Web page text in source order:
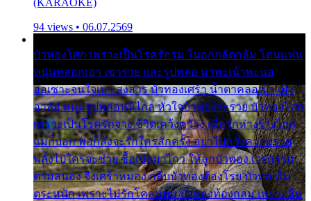
94 views • 06.07.2569
บัวทองโศก เพราะเป็นโรครักรุม ในอกกลัดกลุ้ม โดนแฟน
หนุ่มหลอกเอา เขารวย และรูปหล่อ มาพะเน้าพะนอ
ออเซาะจนใจเบา สงสาร บัวทองเศร้า น้ำตาคลอเบ้า เฝ้า
อาลัย หนุ่มรูปหล่อหนีไกล หัวใจบัวทองระรวย บัวทองโศก
เพราะเป็นโรครักจาง ชีวิตเคว้งคว้าง เมื่อรักห่างร้างไกล
แม่ก็บอก พ่อก็สั่งจะรักใครสักครั้ง อย่าไปหวังความรวย
พลั้งไปใครจะช่วย ซื้อเปลมาไกว ให้ลูกบัวทอง เวรกรรม
ตามสนอง จึงเศร้าหมอง กลีบบัวทองต้องโรย บัวทองไม่
ตระหนัก เพราะไม่รักโคลนตม บัวทองท้องกลม เพราะลืม